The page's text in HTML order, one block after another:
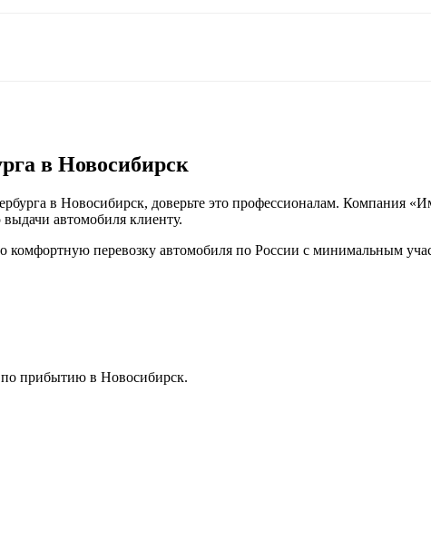
в Новосибирск
в Новосибирск, доверьте это профессионалам. Компания
автомобиля клиенту.
перевозку автомобиля по России с минимальным
по прибытию в Новосибирск.